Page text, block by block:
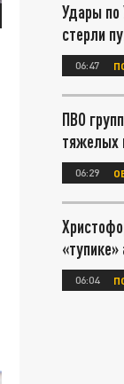
Удары по
стерли
06:47
ПВО
тяжелых
06:29
06:04